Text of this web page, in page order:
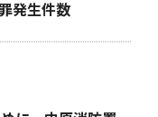
発生件数